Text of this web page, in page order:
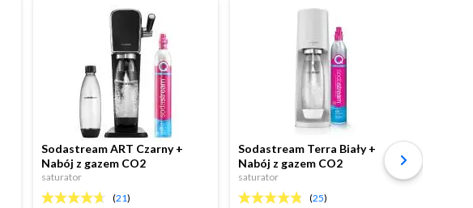
Sodastream ART Czarny +
Nabój z gazem CO2
saturator
(21)
Sodastream Terra Biały +
Nabój z gazem CO2
saturator
(25)